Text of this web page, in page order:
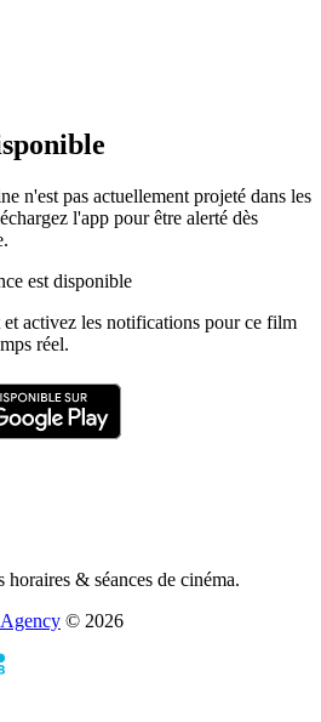
n'est pas actuellement projeté dans les
l'app pour être alerté dès
est disponible
activez les notifications pour ce film
réel.
& séances de cinéma.
© 2026